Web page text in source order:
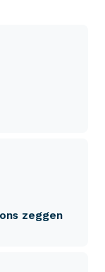
zeggen